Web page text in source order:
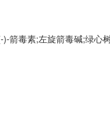
)-箭毒素;左旋箭毒碱;绿心